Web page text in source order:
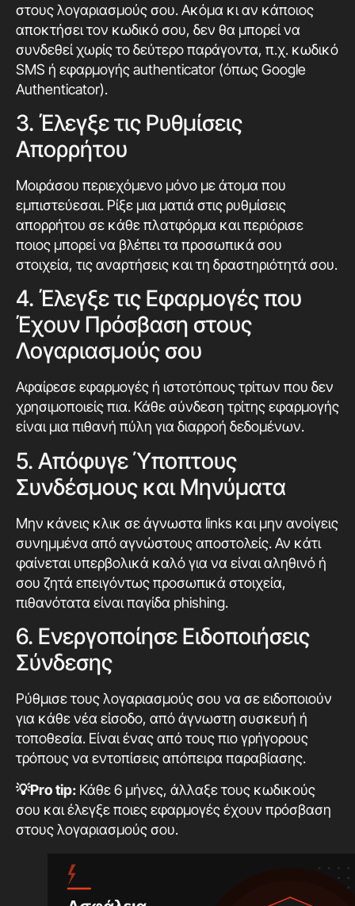
στους λογαριασμούς σου. Ακόμα κι αν κάποιος
αποκτήσει τον κωδικό σου, δεν θα μπορεί να
συνδεθεί χωρίς το δεύτερο παράγοντα, π.χ. κωδικό
SMS ή εφαρμογής authenticator (όπως Google
Authenticator).
3. Έλεγξε τις Ρυθμίσεις
Απορρήτου
Μοιράσου περιεχόμενο μόνο με άτομα που
εμπιστεύεσαι. Ρίξε μια ματιά στις ρυθμίσεις
απορρήτου σε κάθε πλατφόρμα και περιόρισε
ποιος μπορεί να βλέπει τα προσωπικά σου
στοιχεία, τις αναρτήσεις και τη δραστηριότητά σου.
4. Έλεγξε τις Εφαρμογές που
Έχουν Πρόσβαση στους
Λογαριασμούς σου
Αφαίρεσε εφαρμογές ή ιστοτόπους τρίτων που δεν
χρησιμοποιείς πια. Κάθε σύνδεση τρίτης εφαρμογής
είναι μια πιθανή πύλη για διαρροή δεδομένων.
5. Απόφυγε Ύποπτους
Συνδέσμους και Μηνύματα
Μην κάνεις κλικ σε άγνωστα links και μην ανοίγεις
συνημμένα από αγνώστους αποστολείς. Αν κάτι
φαίνεται υπερβολικά καλό για να είναι αληθινό ή
σου ζητά επειγόντως προσωπικά στοιχεία,
πιθανότατα είναι παγίδα phishing.
6. Ενεργοποίησε Ειδοποιήσεις
Σύνδεσης
Ρύθμισε τους λογαριασμούς σου να σε ειδοποιούν
για κάθε νέα είσοδο, από άγνωστη συσκευή ή
τοποθεσία. Είναι ένας από τους πιο γρήγορους
τρόπους να εντοπίσεις απόπειρα παραβίασης.
💡Pro tip: Κάθε 6 μήνες, άλλαξε τους κωδικούς
σου και έλεγξε ποιες εφαρμογές έχουν πρόσβαση
στους λογαριασμούς σου.